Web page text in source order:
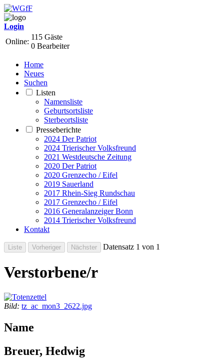
Login
Online:
115 Gäste
0 Bearbeiter
Home
Neues
Suchen
Listen
Namensliste
Geburtsortsliste
Sterbeortsliste
Presseberichte
2024 Der Patriot
2024 Trierischer Volksfreund
2021 Westdeutsche Zeitung
2020 Der Patriot
2020 Grenzecho / Eifel
2019 Sauerland
2017 Rhein-Sieg Rundschau
2017 Grenzecho / Eifel
2016 Generalanzeiger Bonn
2014 Trierischer Volksfreund
Kontakt
Datensatz 1 von 1
Verstorbene/r
Bild: tz_ac_mon3_2622.jpg
Name
Breuer, Hedwig